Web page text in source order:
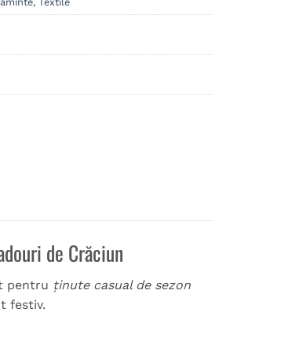
de Crăciun
pentru ținute casual de sezon
festiv.